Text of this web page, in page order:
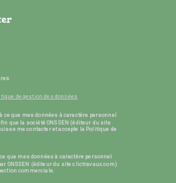
de gestion des données
ce que mes données à caractère personnel
que la société ONSSEN (éditeur du site
me contacter et accepte la Politique de
que mes données à caractère personnel
ONSSEN (éditeur du site clictravaux.com)
commerciale.